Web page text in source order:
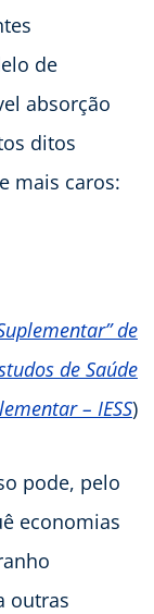
de
absorção
ditos
mais caros:
de
de Saúde
– IESS)
pode, pelo
economias